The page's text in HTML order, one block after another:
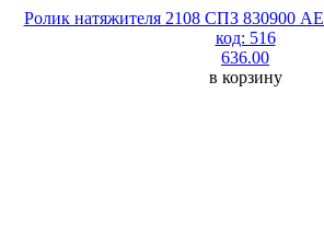
Ролик натяжителя 2108 СПЗ 830900
код: 516
636.00
в корзину